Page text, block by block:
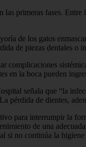
las primeras fases.
de los gatos
de piezas dentales o
complicaciones
en la boca pueden
señala que “la
pérdida de dientes,
para interrumpir la
de una
si no continúa la higiene